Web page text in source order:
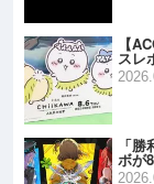
【
スレ
「勝
ボが